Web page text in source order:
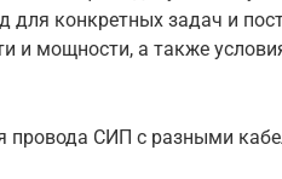
для конкретных задач и
и мощности, а также
провода СИП с разными